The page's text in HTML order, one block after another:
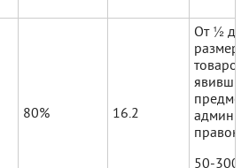
80% 16.2
От ½ до
товаров,
50-300